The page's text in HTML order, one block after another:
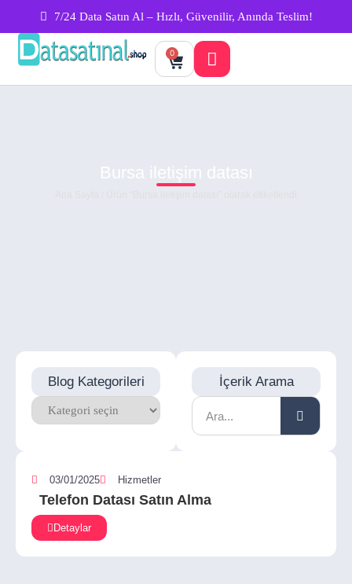
7/24 Data Satın Al – Hızlı, Güvenilir, Anında Teslim!
0
Bursa iletişim datası
Blog Kategorileri İçerik Arama
03/01/2025 Hizmetler
Telefon Datası Satın Alma
Detaylar